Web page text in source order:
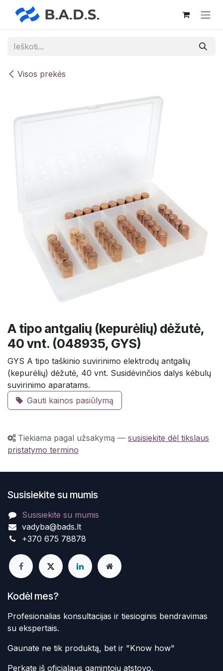
Skip to Content
Visos prekės
A tipo antgalių (kepurėlių) dėžutė,
40 vnt. (048935, GYS)
GYS A tipo taškinio suvirinimo elektrodų antgalių
(kepurėlių) dėžutė, 40 vnt. Susidėvinčios dalys kėbulų
suvirinimo aparatams.
Gauti kainos pasiūlymą
Tiekiama pagal užsakymą — susisiekite dėl tikslaus
pristatymo termino
Susisiekite su mumis
Susisiekite su mumis
vadyba@bads.lt
+370 675 78878
Kodėl mes?
Profesionalias konsultacijas ir tiesioginis bendravimas
su ekspertais.
Gaunate ne tik produktą, bet ir "Know how"
Perkate iš oficialaus gamintojų atstovo.